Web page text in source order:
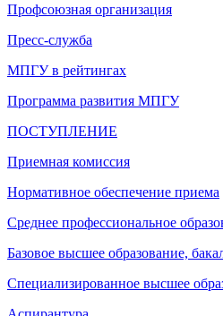
Профсоюзная организация
Пресс-служба
МПГУ в рейтингах
Программа развития МПГУ
ПОСТУПЛЕНИЕ
Приемная комиссия
Нормативное обеспечение приема
Среднее профессиональное
Базовое высшее образование,
Специализированное высшее